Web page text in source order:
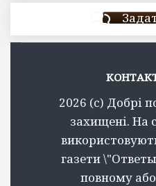
2026 (c) Добрі
захищені. На
газети
повному